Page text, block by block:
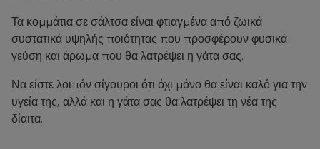
Τα κομμάτια σε σάλτσα είναι φτιαγμένα από ζωικά
συστατικά υψηλής ποιότητας που προσφέρουν φυσικά
γεύση και άρωμα που θα λατρέψει η γάτα σας.
Να είστε λοιπόν σίγουροι ότι όχι μόνο θα είναι καλό για την
υγεία της, αλλά και η γάτα σας θα λατρέψει τη νέα της
δίαιτα.